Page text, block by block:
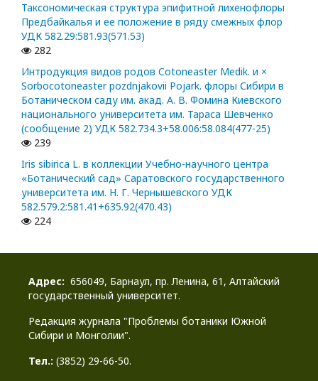
Таксономическая структура эпифитной лихенофлоры
Предбайкалья и ее положение в ряду смежных флор
УДК 582.29:581.93(571.53)
282
Интродукция видов родов Cotoneaster Medik. и ×
Sorbocotoneaster pozdnjakovii Pojark. флоры Сибири в
Ботаническом саду им. акад. А. В. Фомина Киевского
национального университета им. Тараса Шевченко
(сообщение 2) УДК 582.734.3+58.006:58.084(477-25)
239
Iris sibirica L. в коллекции Учебно-научного центра
«Ботанический сад» Саратовского государственного
университета им. Н. Г. Чернышевского УДК
582.579.2:581.41+635.92(470.43)
224
Адрес: 656049, Барнаул, пр. Ленина, 61, Алтайский
государственный университет.
Редакция журнала "Проблемы ботаники Южной
Сибири и Монголии".
Тел.: (3852) 29-66-50.